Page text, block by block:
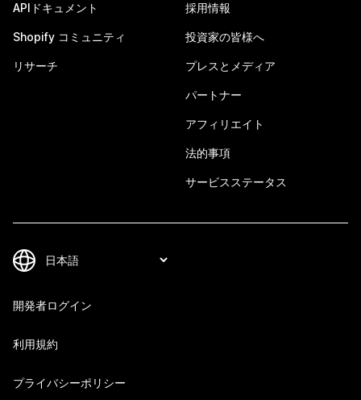
APIドキュメント
Shopify コミュニティ
リサーチ
採用情報
投資家の皆様へ
プレスとメディア
パートナー
アフィリエイト
法的事項
サービスステータス
開発者ログイン
利用規約
プライバシーポリシー